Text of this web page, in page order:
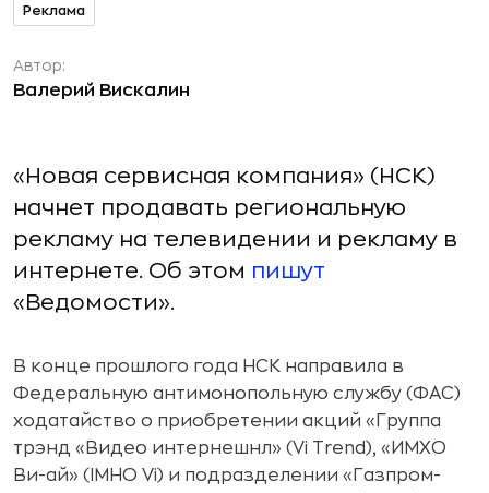
Реклама
Автор:
Валерий Вискалин
«Новая сервисная компания» (НСК)
начнет продавать региональную
рекламу на телевидении и рекламу в
интернете. Об этом пишут
«Ведомости».
В конце прошлого года НСК направила в
Федеральную антимонопольную службу (ФАС)
ходатайство о приобретении акций «Группа
трэнд «Видео интернешнл» (Vi Trend), «ИМХО
Ви-ай» (IMHO Vi) и подразделении «Газпром-